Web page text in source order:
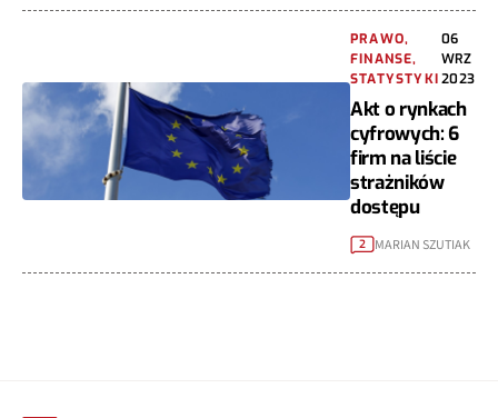
PRAWO,
FINANSE,
STATYSTYKI
06
WRZ
2023
Akt o rynkach
cyfrowych: 6
firm na liście
strażników
dostępu
2 MARIAN SZUTIAK